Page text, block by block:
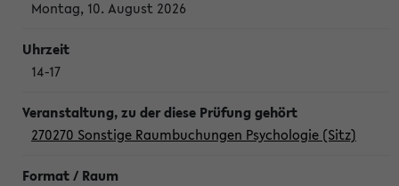
Montag, 10. August 2026
14-17
270270 Sonstige Raumbuchungen Psychologie (Sitz)